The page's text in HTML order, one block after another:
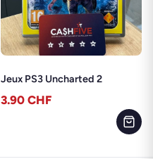
Jeux PS3 Uncharted 2
3.90 CHF